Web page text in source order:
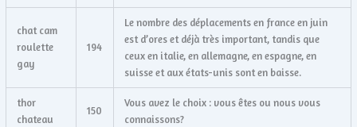
chat cam
roulette
gay
194
Le nombre des déplacements en france en juin
est d’ores et déjà très important, tandis que
ceux en italie, en allemagne, en espagne, en
suisse et aux états-unis sont en baisse.
thor
chateau
150
Vous avez le choix : vous êtes ou nous vous
connaissons?